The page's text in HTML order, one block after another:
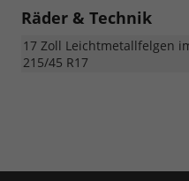
Räder & Technik
17 Zoll Leichtmetallfelgen
215/45 R17